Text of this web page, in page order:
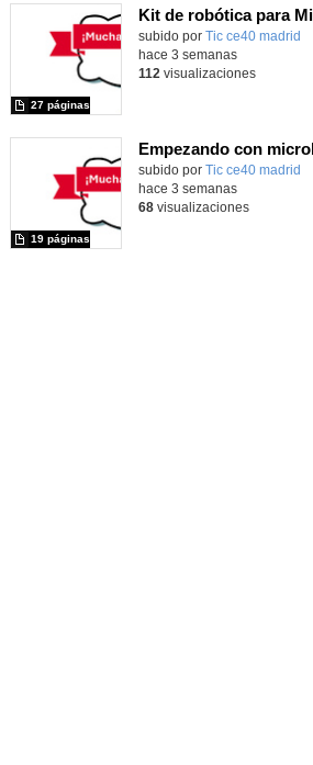
Kit de robótica para
Contenido educativo.
subido por Tic ce40 madrid
27 páginas
hace 3 semanas
112 visualizaciones
Empezando con
Contenido educativo.
subido por Tic ce40 madrid
19 páginas
hace 3 semanas
68visualizaciones